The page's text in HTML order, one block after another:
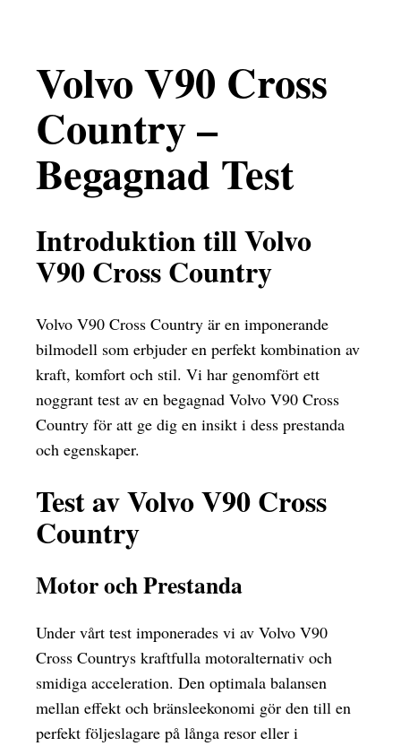
Volvo V90 Cross
Country –
Begagnad Test
Introduktion till Volvo
V90 Cross Country
Volvo V90 Cross Country är en imponerande
bilmodell som erbjuder en perfekt kombination av
kraft, komfort och stil. Vi har genomfört ett
noggrant test av en begagnad Volvo V90 Cross
Country för att ge dig en insikt i dess prestanda
och egenskaper.
Test av Volvo V90 Cross
Country
Motor och Prestanda
Under vårt test imponerades vi av Volvo V90
Cross Countrys kraftfulla motoralternativ och
smidiga acceleration. Den optimala balansen
mellan effekt och bränsleekonomi gör den till en
perfekt följeslagare på långa resor eller i